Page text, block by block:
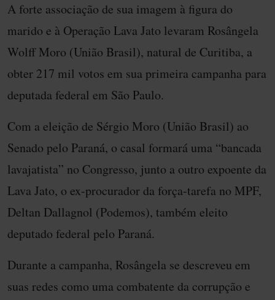
A forte associação de sua imagem à figura do
marido e à Operação Lava Jato levaram Rosângela
Wolff Moro (União Brasil), natural de Curitiba, a
obter 217 mil votos em sua primeira campanha para
deputada federal em São Paulo.
Com a eleição de Sérgio Moro (União Brasil) ao
Senado pelo Paraná, o casal formará uma “bancada
lavajatista” no Congresso, junto a outro expoente da
Lava Jato, o ex-procurador da força-tarefa no MPF,
Deltan Dallagnol (Podemos), também eleito
deputado federal pelo Paraná.
Durante a campanha, Rosângela se descreveu em
suas redes como uma combatente da corrupção e